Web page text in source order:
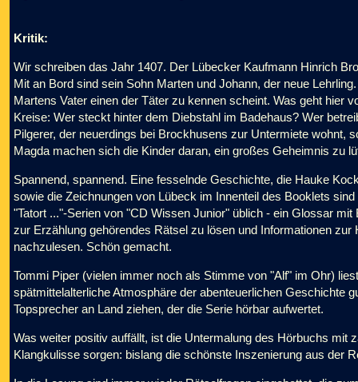
Kritik:
Wir schreiben das Jahr 1407. Der Lübecker Kaufmann Hinrich
Mit an Bord sind sein Sohn Marten und Johann, der neue
Martens Vater einen der Täter zu kennen scheint. Was geht hier
Kreise: Wer steckt hinter dem Diebstahl im Badehaus? Wer
Pilgerer, der neuerdings bei Brockhusens zur Untermiete wohnt,
Magda machen sich die Kinder daran, ein großes Geheimnis zu
Spannend, spannend. Eine fesselnde Geschichte, die Hauke
sowie die Zeichnungen von Lübeck im Innenteil des Booklets
"Tatort ..."-Serien von "CD Wissen Junior" üblich - ein Glossar
zur Erzählung gehörendes Rätsel zu lösen und Informationen
nachzulesen. Schön gemacht.
Tommi Piper (vielen immer noch als Stimme von "Alf" im Ohr)
spätmittelalterliche Atmosphäre der abenteuerlichen Geschichte
Topsprecher an Land ziehen, der die Serie hörbar aufwertet.
Was weiter positiv auffällt, ist die Untermalung des Hörbuchs mit
Klangkulisse sorgen: bislang die schönste Inszenierung aus der